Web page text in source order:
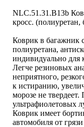
NLC.51.31.B13b
кросс.
Коврик в багажник
полиуретана,
индивидуально для
Легче резиновых
неприятного,
к истиранию,
морозе не
ультрафиолетовых
Коврик имеет
автомобиля от